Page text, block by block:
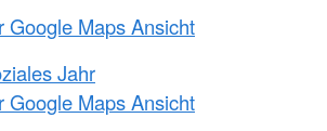
Google Maps Ansicht
Jahr
Google Maps Ansicht